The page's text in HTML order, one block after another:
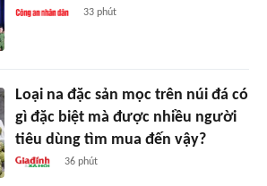
33 phút
Loại na đặc sản mọc trên núi đá có
gì đặc biệt mà được nhiều người
tiêu dùng tìm mua đến vậy?
36 phút